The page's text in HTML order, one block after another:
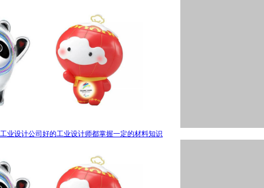
工业设计公司好的工业设计师都掌握一定的材料知识